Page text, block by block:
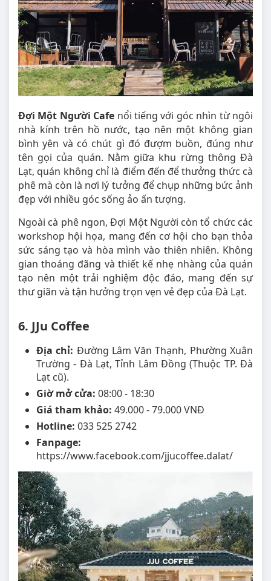
Đợi Một Người Cafe nổi tiếng với góc nhìn từ ngôi
nhà kính trên hồ nước, tạo nên một không gian
bình yên và có chút gì đó đượm buồn, đúng như
tên gọi của quán. Nằm giữa khu rừng thông Đà
Lạt, quán không chỉ là điểm đến để thưởng thức cà
phê mà còn là nơi lý tưởng để chụp những bức ảnh
đẹp với nhiều góc sống ảo ấn tượng.
Ngoài cà phê ngon, Đợi Một Người còn tổ chức các
workshop hội họa, mang đến cơ hội cho bạn thỏa
sức sáng tạo và hòa mình vào thiên nhiên. Không
gian thoáng đãng và thiết kế nhẹ nhàng của quán
tạo nên một trải nghiệm độc đáo, mang đến sự
thư giãn và tận hưởng trọn vẹn vẻ đẹp của Đà Lạt.
6. JJu Coffee
Địa chỉ: Đường Lâm Văn Thạnh, Phường Xuân
Trường - Đà Lạt, Tỉnh Lâm Đồng (Thuộc TP. Đà
Lạt cũ).
Giờ mở cửa: 08:00 - 18:30
Giá tham khảo: 49.000 - 79.000 VNĐ
Hotline: 033 525 2742
Fanpage:
https://www.facebook.com/jjucoffee.dalat/